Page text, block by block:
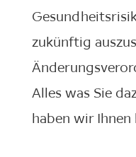
zukünftig
Alles was Sie
haben wir Ihnen